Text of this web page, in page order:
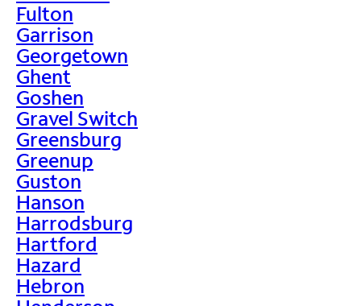
Fulton
Garrison
Georgetown
Ghent
Goshen
Gravel Switch
Greensburg
Greenup
Guston
Hanson
Harrodsburg
Hartford
Hazard
Hebron